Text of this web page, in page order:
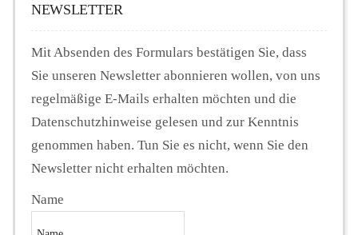
NEWSLETTER
Mit Absenden des Formulars bestätigen Sie, dass
Sie unseren Newsletter abonnieren wollen, von uns
regelmäßige E-Mails erhalten möchten und die
Datenschutzhinweise gelesen und zur Kenntnis
genommen haben. Tun Sie es nicht, wenn Sie den
Newsletter nicht erhalten möchten.
Name